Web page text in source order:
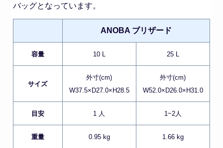
バッグとなっています。
ANOBA ブリザード
容量 10 L 25 L
サイズ
外寸(cm)
W37.5×D27.0×H28.5
外寸(cm)
W52.0×D26.0×H31.0
目安 1 人 1~2人
重量 0.95 kg 1.66 kg